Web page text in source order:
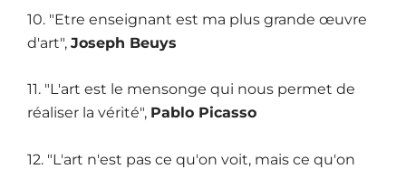
10. "Etre enseignant est ma plus grande œuvre
d'art", Joseph Beuys
11. "L'art est le mensonge qui nous permet de
réaliser la vérité", Pablo Picasso
12. "L'art n'est pas ce qu'on voit, mais ce qu'on